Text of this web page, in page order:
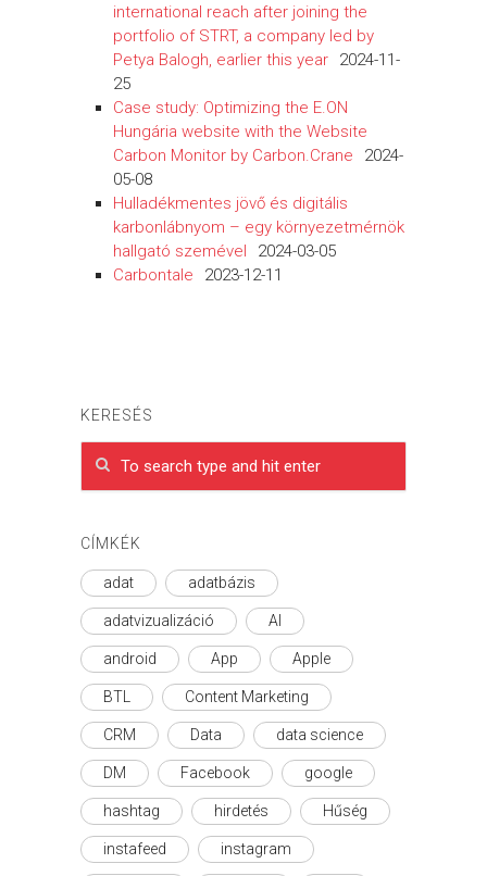
international reach after joining the
portfolio of STRT, a company led by
Petya Balogh, earlier this year
2024-11-
25
Case study: Optimizing the E.ON
Hungária website with the Website
Carbon Monitor by Carbon.Crane
2024-
05-08
Hulladékmentes jövő és digitális
karbonlábnyom – egy környezetmérnök
hallgató szemével
2024-03-05
Carbontale
2023-12-11
KERESÉS
CÍMKÉK
adat adatbázis
adatvizualizáció AI
android App Apple
BTL Content Marketing
CRM Data data science
DM Facebook google
hashtag hirdetés Hűség
instafeed instagram